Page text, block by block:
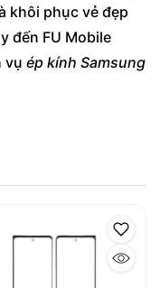
khôi phục vẻ đẹp
đến FU Mobile
vụ ép kính Samsung